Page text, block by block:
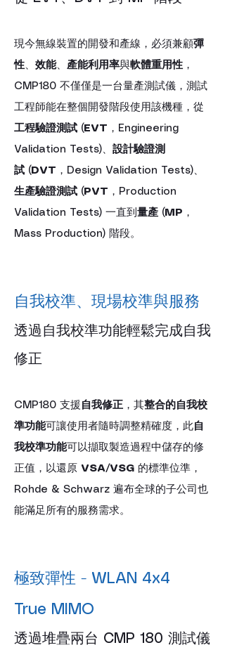
現今無線裝置的開發和產線，必須兼顧彈
性 效能、 產能利用率與軟體重用性 ，
CMP180 不僅僅是一台量產測試儀，測試
工程師能在整個開發階段使用該機種，從
工程驗證測試 ( EVT ，Engineering
Validation Tests)、 設計驗證測
試 ( DVT ，Design Validation Tests)、
生產驗證測試 ( PVT ，Production
Validation Tests) 一直到 量產 ( MP ，
Mass Production) 階段。
自我校準、現場校準與服務
透過自我校準功能輕鬆完成自我
修正
CMP180 支援 自我修正 ，其整合的自我校
準功能可讓使用者隨時調整精確度，此 自
我校準功能可以擷取製造過程中儲存的修
正值，以還原 VSA/VSG 的標準位準，
Rohde & Schwarz 遍布全球的子公司也
能滿足所有的服務需求。
極致彈性 - WLAN 4x4
True MIMO
透過堆疊兩台 CMP 180 測試儀